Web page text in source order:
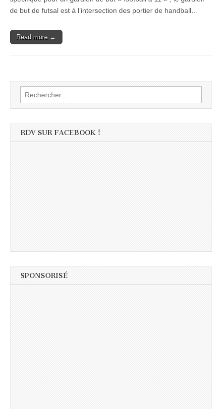
de but de futsal est à l’intersection des portier de handball…
Read more →
Rechercher :
RDV SUR FACEBOOK !
SPONSORISÉ